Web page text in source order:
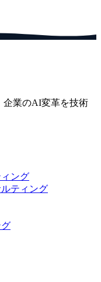
企業のAI変革を技術
ング
ティング